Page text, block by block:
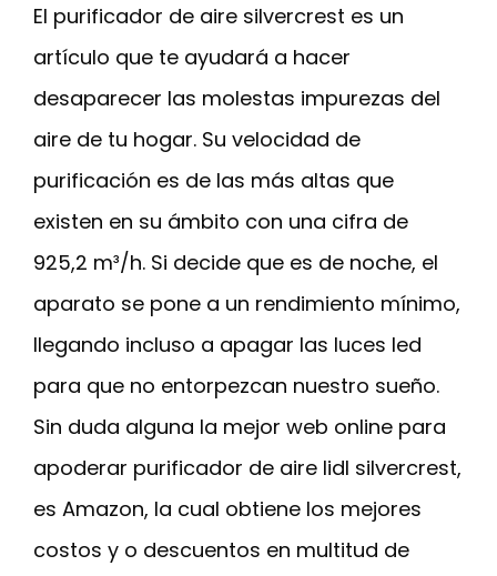
El purificador de aire silvercrest es un
artículo que te ayudará a hacer
desaparecer las molestas impurezas del
aire de tu hogar. Su velocidad de
purificación es de las más altas que
existen en su ámbito con una cifra de
925,2 m³/h. Si decide que es de noche, el
aparato se pone a un rendimiento mínimo,
llegando incluso a apagar las luces led
para que no entorpezcan nuestro sueño.
Sin duda alguna la mejor web online para
apoderar purificador de aire lidl silvercrest,
es Amazon, la cual obtiene los mejores
costos y o descuentos en multitud de